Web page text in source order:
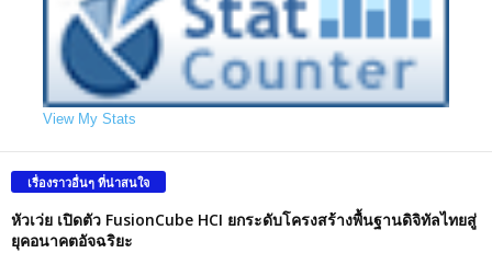
View My Stats
เรื่องราวอื่นๆ ที่น่าสนใจ
หัวเว่ย เปิดตัว FusionCube HCI ยกระดับโครงสร้างพื้นฐานดิจิทัลไทยสู่
ยุคอนาคตอัจฉริยะ